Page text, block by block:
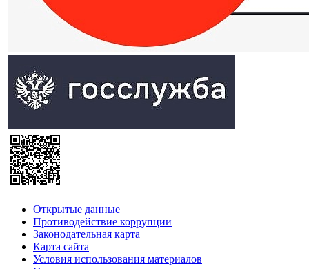
Открытые данные
Противодействие коррупции
Законодательная карта
Карта сайта
Условия использования материалов